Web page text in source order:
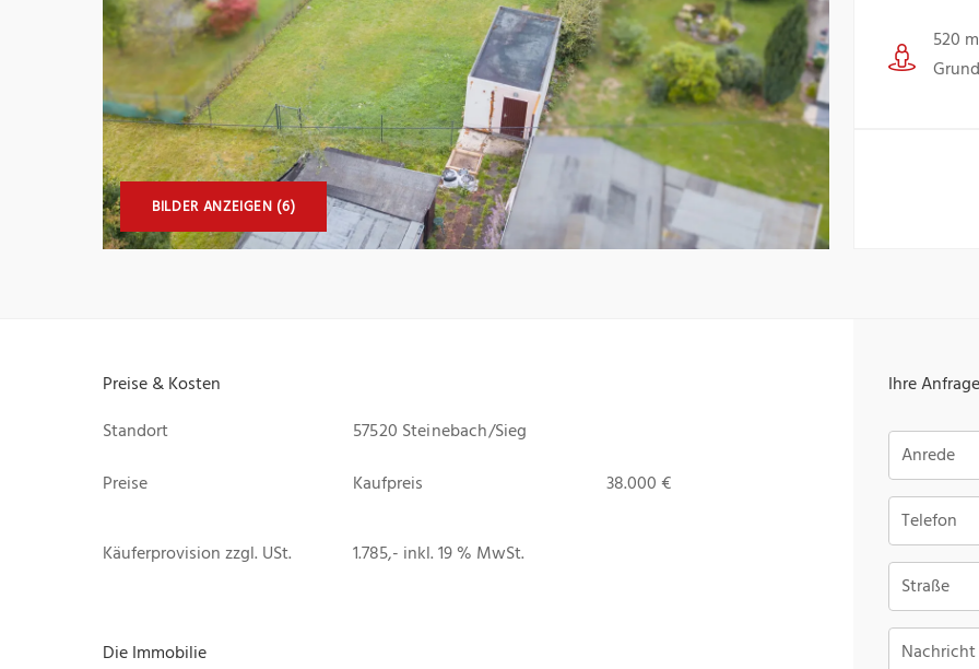
BILDER ANZEIGEN (6)
520
Preise & Kosten
Standort
57520 Steinebach/Sieg
Preise
Kaufpreis 38.000 €
Käuferprovision zzgl. USt. 1.785,- inkl. 19 % MwSt.
Die Immobilie
Ihre Anfrage
Anrede
Telefon
Straße
Nachricht